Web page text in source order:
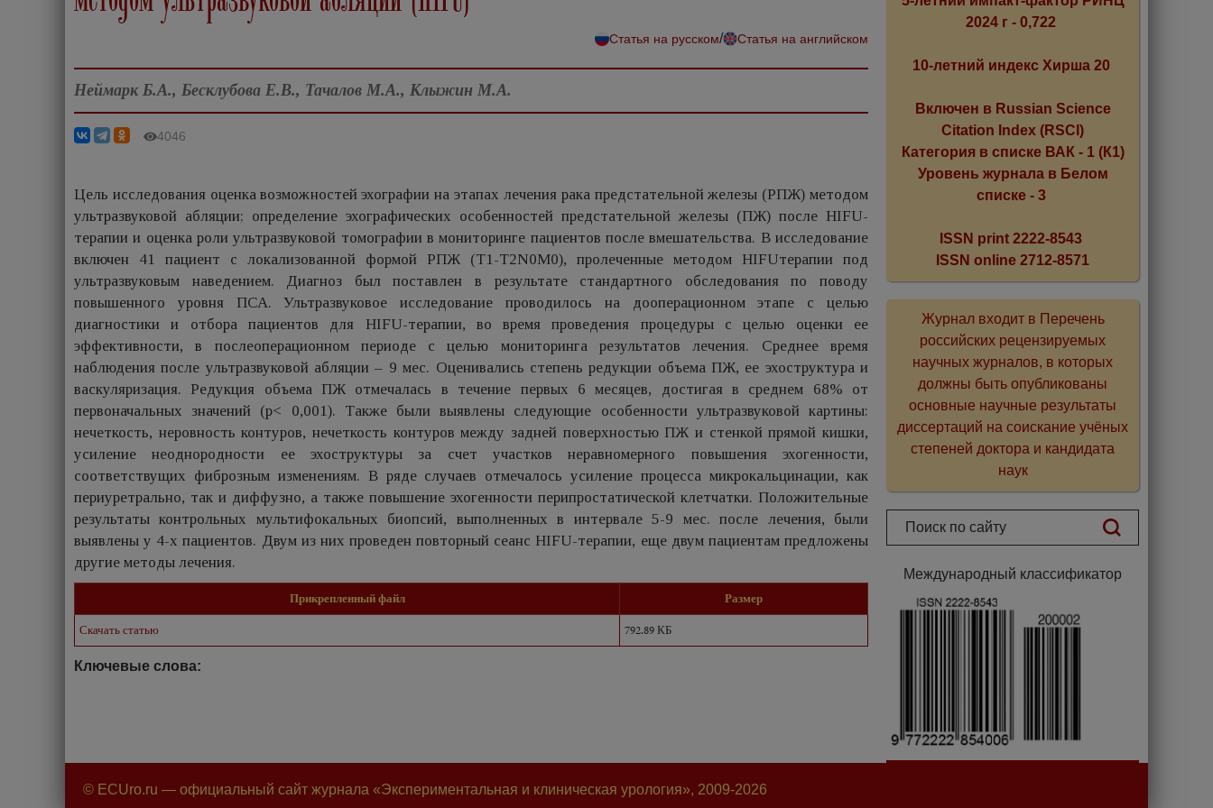
Статья на русском/ Статья на английском
Неймарк Б.А., Бесклубова Е.В., Тачалов М.А., Клыжин М.А.
4046
Цель исследования оценка возможностей эхографии на этапах лечения рака предстательной железы (РПЖ) методом
ультразвуковой абляции; определение эхографических особенностей предстательной железы (ПЖ) после HIFU-
терапии и оценка роли ультразвуковой томографии в мониторинге пациентов после вмешательства. В исследование
включен 41 пациент с локализованной формой РПЖ (Т1-Т2N0M0), пролеченные методом HIFUтерапии под
ультразвуковым наведением. Диагноз был поставлен в результате стандартного обследования по поводу
повышенного уровня ПСА. Ультразвуковое исследование проводилось на дооперационном этапе с целью
диагностики и отбора пациентов для HIFU-терапии, во время проведения процедуры с целью оценки ее
эффективности, в послеоперационном периоде с целью мониторинга результатов лечения. Среднее время
наблюдения после ультразвуковой абляции – 9 мес. Оценивались степень редукции объема ПЖ, ее эхоструктура и
васкуляризация. Редукция объема ПЖ отмечалась в течение первых 6 месяцев, достигая в среднем 68% от
первоначальных значений (р< 0,001). Также были выявлены следующие особенности ультразвуковой картины:
нечеткость, неровность контуров, нечеткость контуров между задней поверхностью ПЖ и стенкой прямой кишки,
усиление неоднородности ее эхоструктуры за счет участков неравномерного повышения эхогенности,
соответствущих фиброзным изменениям. В ряде случаев отмечалось усиление процесса микрокальцинации, как
периуретрально, так и диффузно, а также повышение эхогенности перипростатической клетчатки. Положительные
результаты контрольных мультифокальных биопсий, выполненных в интервале 5-9 мес. после лечения, были
выявлены у 4-х пациентов. Двум из них проведен повторный сеанс HIFU-терапии, еще двум пациентам предложены
другие методы лечения.
Прикрепленный файл
Размер
Скачать статью
792.89 КБ
Ключевые слова:
2024 г - 0,722
10-летний индекс Хирша 20
Включен в Russian Science
Citation Index (RSCI)
Категория в списке ВАК - 1 (К1)
Уровень журнала в Белом
списке - 3
ISSN print 2222-8543
ISSN online 2712-8571
Журнал входит в Перечень
российских рецензируемых
научных журналов, в которых
должны быть опубликованы
основные научные результаты
диссертаций на соискание учёных
степеней доктора и кандидата
наук
Международный классификатор
© ECUro.ru — официальный сайт журнала «Экспериментальная и клиническая урология», 2009-2026